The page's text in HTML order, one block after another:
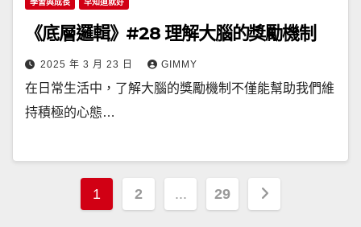
學習與成長 早知道就好
《底層邏輯》#28 理解大腦的獎勵機制
2025 年 3 月 23 日 GIMMY
在日常生活中，了解大腦的獎勵機制不僅能幫助我們維
持積極的心態…
文
1 2 ... 29